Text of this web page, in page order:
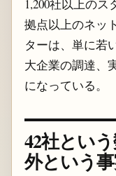
1,200社以上の
拠点以上のネッ
ターは、単に若
大企業の調達、
になっている。
42社とい
外という